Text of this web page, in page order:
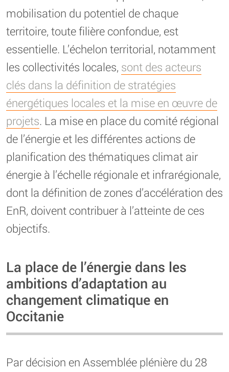
mobilisation du potentiel de chaque
territoire, toute filière confondue, est
essentielle. L’échelon territorial, notamment
les collectivités locales, sont des acteurs
clés dans la définition de stratégies
énergétiques locales et la mise en œuvre de
projets. La mise en place du comité régional
de l’énergie et les différentes actions de
planification des thématiques climat air
énergie à l’échelle régionale et infrarégionale,
dont la définition de zones d’accélération des
EnR, doivent contribuer à l’atteinte de ces
objectifs.
La place de l’énergie dans les
ambitions d’adaptation au
changement climatique en
Occitanie
Par décision en Assemblée plénière du 28